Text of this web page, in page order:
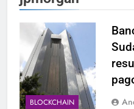
BLOCKCHAIN